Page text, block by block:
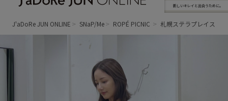
ン オンライン）
新しいキレイと出合うために。
J'aDoRe JUN ONLINE SNaP/Me ROPÉ PICNIC 札幌ステラプレイス